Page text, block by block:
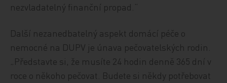
nezvladatelný finanční propad.“
Další nezanedbatelný aspekt domácí péče o
nemocné na DUPV je únava pečovatelských rodin.
„Představte si, že musíte 24 hodin denně 365 dní v
roce o někoho pečovat. Budete si někdy potřebovat